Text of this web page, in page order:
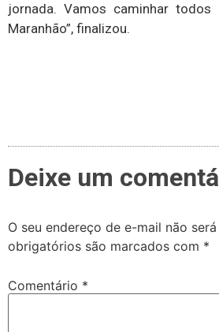
jornada. Vamos caminhar
Maranhão”, finalizou.
Deixe um
O seu endereço de e-mail não
obrigatórios são marcados com *
Comentário *